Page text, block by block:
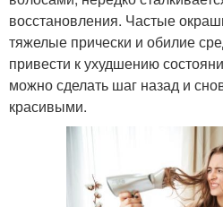
восстановления. Частые
тяжелые прически и обилие
привести к ухудшению
можно сделать шаг назад и
красивыми.